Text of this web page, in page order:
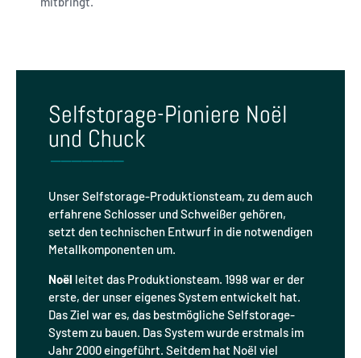
Selfstorage-Pioniere Noël
und Chuck
Unser Selfstorage-Produktionsteam, zu dem auch
erfahrene Schlosser und Schweißer gehören,
setzt den technischen Entwurf in die notwendigen
Metallkomponenten um.
Noël leitet das Produktionsteam. 1998 war er der
erste, der unser eigenes System entwickelt hat.
Das Ziel war es, das bestmögliche Selfstorage-
System zu bauen. Das System wurde erstmals im
Jahr 2000 eingeführt. Seitdem hat Noël viel